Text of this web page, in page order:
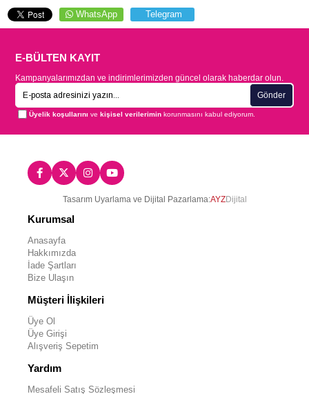
WhatsApp Telegram
E-BÜLTEN KAYIT
Kampanyalarımızdan ve indirimlerimizden güncel olarak haberdar olun.
Gönder
Üyelik koşullarını vekişisel verilerimin korunmasını kabul ediyorum.
Tasarım Uyarlama ve Dijital Pazarlama:AYZDijital
Kurumsal
Anasayfa
Hakkımızda
İade Şartları
Bize Ulaşın
Müşteri İlişkileri
Üye Ol
Üye Girişi
Alışveriş Sepetim
Yardım
Mesafeli Satış Sözleşmesi